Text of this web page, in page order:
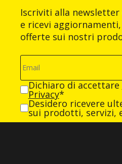
Iscriviti alla
e ricevi
offerte sui nostri
Dichiaro di accettare
Privacy*
Desidero ricevere
sui prodotti, servizi,